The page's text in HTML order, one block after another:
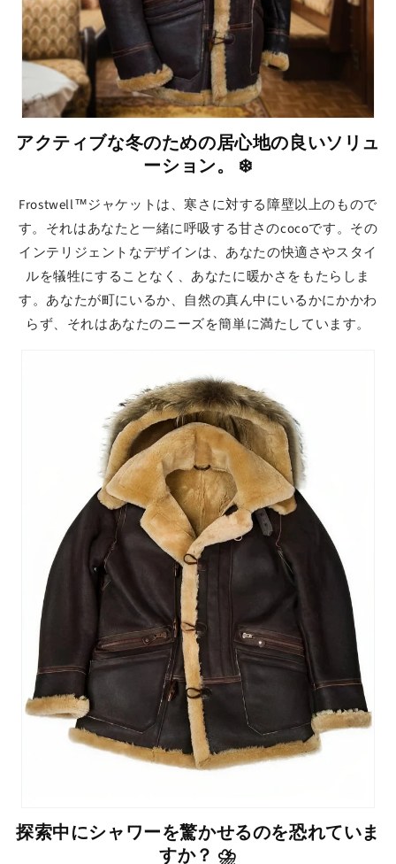
アクティブな冬のための居心地の良いソリュ
ーション。 ❄️
Frostwell™ジャケットは、寒さに対する障壁以上のもので
す。それはあなたと一緒に呼吸する甘さのcocoです。その
インテリジェントなデザインは、あなたの快適さやスタイ
ルを犠牲にすることなく、あなたに暖かさをもたらしま
す。あなたが町にいるか、自然の真ん中にいるかにかかわ
らず、それはあなたのニーズを簡単に満たしています。
探索中にシャワーを驚かせるのを恐れていま
すか？ ⛈️